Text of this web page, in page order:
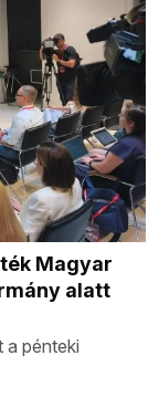
Magyar
alatt
a pénteki